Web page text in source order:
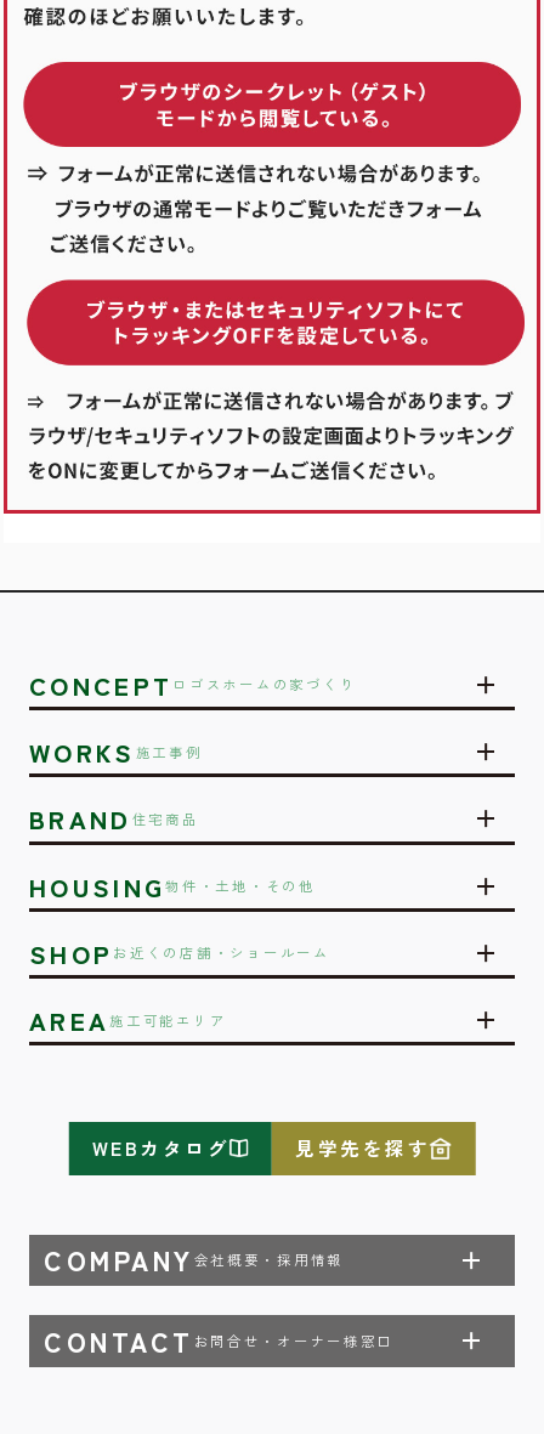
CONCEPT ロゴスホームの家づくり
WORKS 施工事例
BRAND 住宅商品
HOUSING物件・土地・その他
SHOP お近くの店舗・ショールーム
AREA施工可能エリア
COMPANY 会社概要・採用情報
CONTACT お問合せ・オーナー様窓口
WEBカタログ 見学先を探す